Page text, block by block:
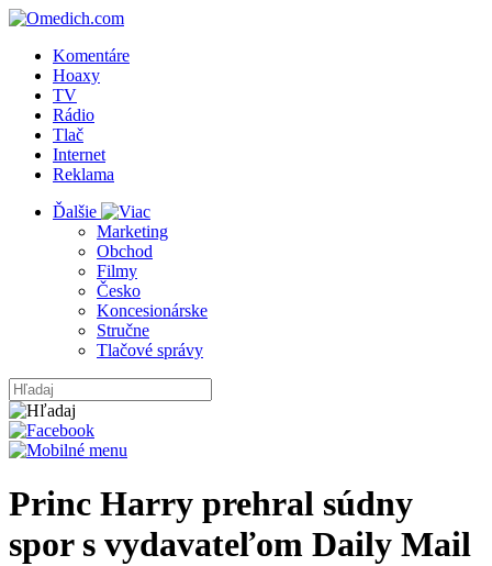
Komentáre
Hoaxy
TV
Rádio
Tlač
Internet
Reklama
Ďalšie
Marketing
Obchod
Filmy
Česko
Koncesionárske
Stručne
Tlačové správy
Princ Harry prehral súdny
spor s vydavateľom Daily Mail